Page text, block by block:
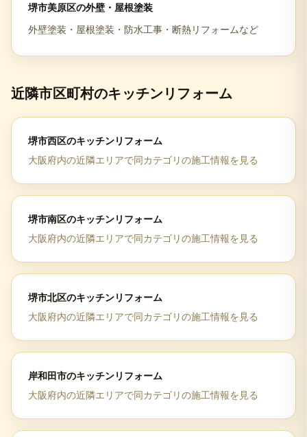
堺市美原区の外壁・屋根塗装
外壁塗装・屋根塗装・防水工事・断熱リフォームなど
近隣市区町村のキッチンリフォーム
堺市西区のキッチンリフォーム
大阪府内の近隣エリアで同カテゴリの施工情報を見る
堺市南区のキッチンリフォーム
大阪府内の近隣エリアで同カテゴリの施工情報を見る
堺市北区のキッチンリフォーム
大阪府内の近隣エリアで同カテゴリの施工情報を見る
岸和田市のキッチンリフォーム
大阪府内の近隣エリアで同カテゴリの施工情報を見る